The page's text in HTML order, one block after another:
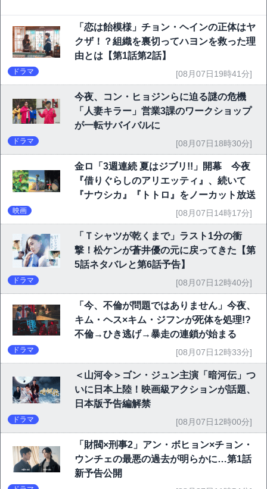
「恋は飴模様」チョン・ヘインの正体はヤ
クザ！？組織を裏切ってハヨンを救った理
由とは【第1話第2話】
ドラマ [08月07日19時41分]
今夜、コン・ヒョジンらに迫る謎の危機
「人妻キラー」営業3課のワークショップ
が一転サバイバルに
ドラマ [08月07日18時30分]
金ロ「3週連続 夏はジブリ!!」開幕 今夜
『借りぐらしのアリエッティ』、続いて
『ナウシカ』『トトロ』をノーカット放送
映画 [08月07日14時17分]
「Ｔシャツが乾くまで」ラスト1分の衝
撃！松ケンが蒼井優の元に戻ってきた【第
5話ネタバレと第6話予告】
ドラマ [08月07日12時40分]
「今、不倫が問題ではありません」今夜、
キム・ヘス×キム・ジフンが死体を処理!?
不倫→ひき逃げ→暴走の連鎖が始まる
ドラマ [08月07日12時33分]
＜山河令＞ゴン・ジュン主演「暗河伝」つ
いに日本上陸！映画級アクションが話題、
日本版予告編解禁
ドラマ [08月07日12時00分]
「財閥×刑事2」アン・ボヒョン×チョン・
ウンチェの最悪の過去が明らかに…第1話
新予告公開